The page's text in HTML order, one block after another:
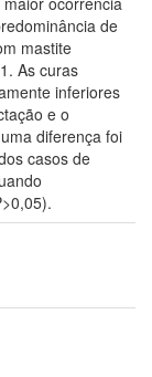
de
mastite
As curas
inferiores
e o
diferença foi
casos de